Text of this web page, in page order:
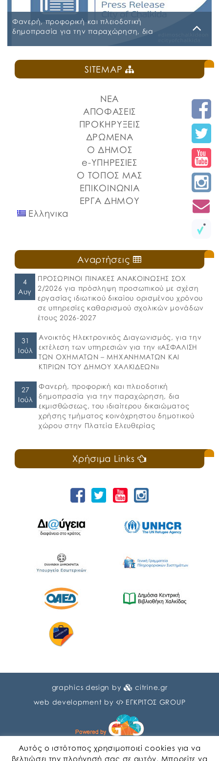
ΠΕΡΙΛΗΨΗ ΔΙΑΚΗΡΥΞΗΣ ΑΣΦΑΛΕΙΕΣ_signed
Φανερή, προφορική και πλειοδοτική
δημοπρασία για την παραχώρηση, δια
χώρου στην Πλατεία Ελευθερίας
ΠΡΟΚΗΡΥΞΗ ΚΑΝΤΙΝΑ ΠΛΑΤΕΙΑΣ ΕΛΕΥΘΕΡΙΑΣ
SITEMAP
ΝΕΑ
ΑΠΟΦΑΣΕΙΣ
ΠΡΟΚΗΡΥΞΕΙΣ
ΔΡΩΜΕΝΑ
Ο ΔΗΜΟΣ
e-ΥΠΗΡΕΣΙΕΣ
Ο ΤΟΠΟΣ ΜΑΣ
ΕΠΙΚΟΙΝΩΝΙΑ
ΕΡΓΑ ΔΗΜΟΥ
Ελληνικα
Αναρτήσεις
4
Αυγ
ΠΡΟΣΩΡΙΝΟΙ ΠΙΝΑΚΕΣ ΑΝΑΚΟΙΝΩΣΗΣ ΣΟΧ
2/2026 για πρόσληψη προσωπικού με σχέση
εργασίας ιδιωτικού δικαίου ορισμένου χρόνου
σε υπηρεσίες καθαρισμού σχολικών μονάδων
έτους 2026-2027
31
Ιούλ
Ανοικτός Ηλεκτρονικός Διαγωνισμός, για την
εκτέλεση των υπηρεσιών για την «ΑΣΦΑΛΙΣΗ
ΤΩΝ ΟΧΗΜΑΤΩΝ – ΜΗΧΑΝΗΜΑΤΩΝ ΚΑΙ
ΚΤΙΡΙΩΝ ΤΟΥ ΔΗΜΟΥ ΧΑΛΚΙΔΕΩΝ»
27
Ιούλ
Φανερή, προφορική και πλειοδοτική
δημοπρασία για την παραχώρηση, δια
εκμισθώσεως, του ιδιαίτερου δικαιώματος
χρήσης τμήματος κοινόχρηστου δημοτικού
χώρου στην Πλατεία Ελευθερίας
Χρήσιμα Links
graphics design by
citrine.gr
web development by
ΕΓΚΡΙΤΟΣ GROUP
Αυτός ο ιστότοπος χρησιμοποιεί cookies για να
βελτιώσει την πλοήγησή σας σε αυτόν. Μπορείτε να